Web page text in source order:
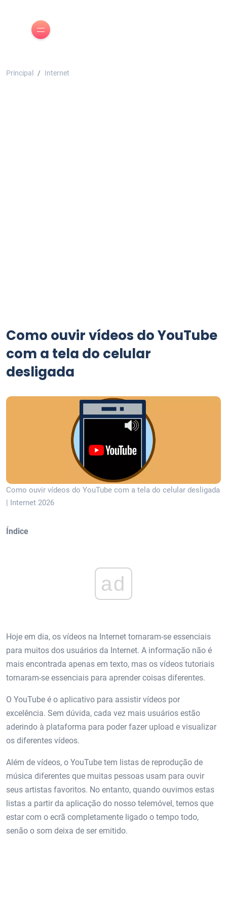
Principal Internet
Como ouvir vídeos do YouTube
com a tela do celular
desligada
Como ouvir vídeos do YouTube com a tela do celular desligada
| Internet 2026
Índice
ad
Hoje em dia, os vídeos na Internet tornaram-se essenciais
para muitos dos usuários da Internet. A informação não é
mais encontrada apenas em texto, mas os vídeos tutoriais
tornaram-se essenciais para aprender coisas diferentes.
O YouTube é o aplicativo para assistir vídeos por
excelência. Sem dúvida, cada vez mais usuários estão
aderindo à plataforma para poder fazer upload e visualizar
os diferentes vídeos.
Além de vídeos, o YouTube tem listas de reprodução de
música diferentes que muitas pessoas usam para ouvir
seus artistas favoritos. No entanto, quando ouvimos estas
listas a partir da aplicação do nosso telemóvel, temos que
estar com o ecrã completamente ligado o tempo todo,
senão o som deixa de ser emitido.